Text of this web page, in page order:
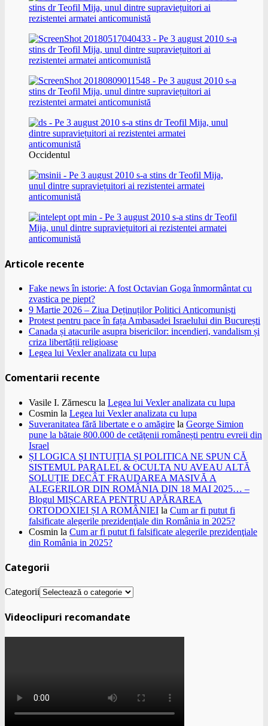
Occidentul
Articole recente
Fake news în istorie: A fost Octavian Goga înmormântat cu
zvastica pe piept?
9 Martie 2026 – Ziua Deținuților Politici Anticomuniști
Protest pentru pace în fața Ambasadei Israelului din București
Canada și atacurile asupra bisericilor: incendieri, vandalism și
criza libertății religioase
Legea lui Vexler analizata cu lupa
Comentarii recente
Vasile I. Zărnescu la Legea lui Vexler analizata cu lupa
Cosmin la Legea lui Vexler analizata cu lupa
Suveranitatea fără libertate e o amăgire la George Simion
pune la bătaie 800.000 de cetăţenii românești pentru evreii din
Israel
ȘI LOGICA ȘI INTUIȚIA ȘI POLITICA NE SPUN CĂ
SISTEMUL PARALEL & OCULTA NU AVEAU ALTĂ
SOLUȚIE DECÂT FRAUDAREA MASIVĂ A
ALEGERILOR DIN ROMÂNIA DIN 18 MAI 2025… –
Blogul MIȘCAREA PENTRU APĂRAREA
ORTODOXIEI ȘI A ROMÂNIEI la Cum ar fi putut fi
falsificate alegerile prezidenţiale din România in 2025?
Cosmin la Cum ar fi putut fi falsificate alegerile prezidenţiale
din România in 2025?
Categorii
Categorii
Videoclipuri recomandate